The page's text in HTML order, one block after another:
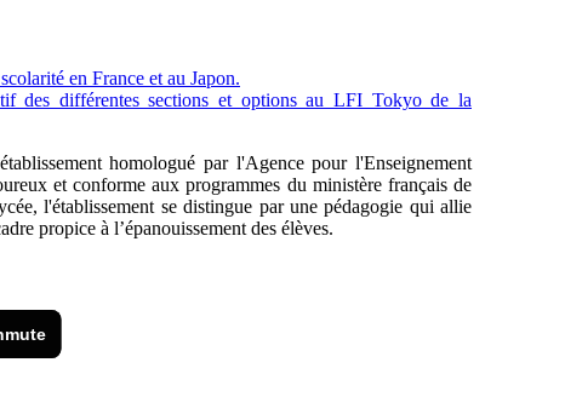
en France et au Japon.
des différentes sections et options au LFI Tokyo de la
homologué par l'Agence pour l'Enseignement
et conforme aux programmes du ministère français de
l'établissement se distingue par une pédagogie qui allie
propice à l’épanouissement des élèves.